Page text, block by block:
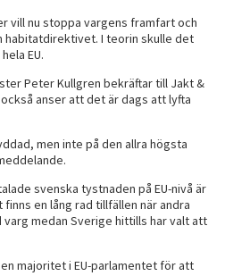
vill nu stoppa vargens framfart och
habitatdirektivet. I teorin skulle det
EU.
Peter Kullgren bekräftar till Jakt &
anser att det är dags att lyfta
men inte på den allra högsta
svenska tystnaden på EU-nivå är
en lång rad tillfällen när andra
medan Sverige hittills har valt att
majoritet i EU-parlamentet för att